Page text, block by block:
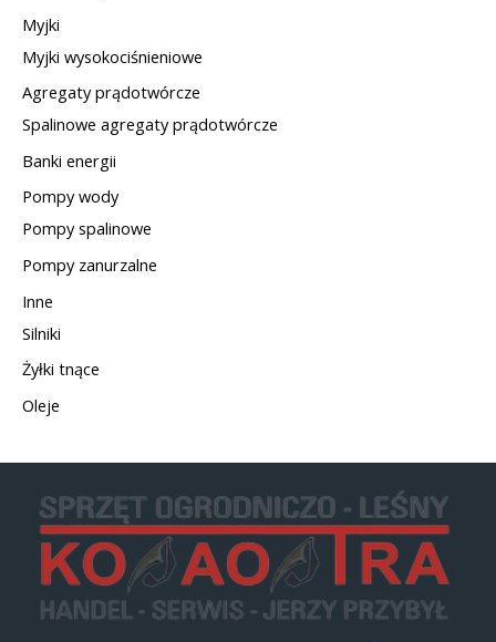
Myjki
Myjki wysokociśnieniowe
Agregaty prądotwórcze
Spalinowe agregaty prądotwórcze
Banki energii
Pompy wody
Pompy spalinowe
Pompy zanurzalne
Inne
Silniki
Żyłki tnące
Oleje